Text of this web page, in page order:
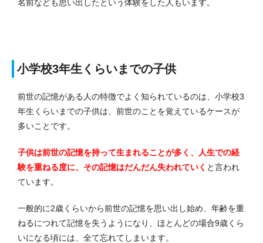
名前なども思い出したという体験をした人もいます。
小学校3年生くらいまでの子供
前世の記憶がある人の特徴でよく知られているのは、小学校3
年生くらいまでの子供は、前世のことを覚えているケースが
多いことです。
子供は前世の記憶を持って生まれることが多く、人生での経
験を重ねる度に、その記憶はだんだん失われていく と言われ
ています。
一般的に2歳くらいから前世の記憶を思い出し始め、年齢を重
ねるにつれて記憶を失うようになり、ほとんどの場合9歳くら
いになる頃には、全て忘れてしまいます。